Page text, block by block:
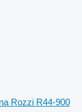
Rozzi R44-900